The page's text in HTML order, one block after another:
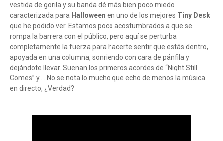
vestida de gorila y su banda dé más bien poco miedo
caracterizada para Halloween en uno de los mejores Tiny Desk
que he podido ver. Estamos poco acostumbrados a que se
rompa la barrera con el público, pero aquí se perturba
completamente la fuerza para hacerte sentir que estás dentro,
apoyada en una columna, sonriendo con cara de pánfila y
dejándote llevar. Suenan los primeros acordes de “Night Still
Comes” y…. No se nota lo mucho que echo de menos la música
en directo, ¿Verdad?